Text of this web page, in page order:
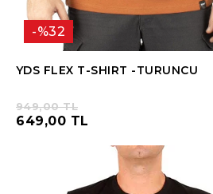
YDS FLEX T-SHIRT -TURUNCU
%32
649,00 TL
949,00 TL